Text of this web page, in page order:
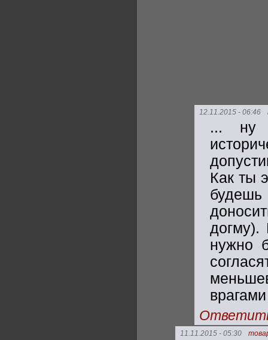
12.11.2015 - 06:46
... ну
Как ты
догму).
нужно
11.11.2015 - 05:30